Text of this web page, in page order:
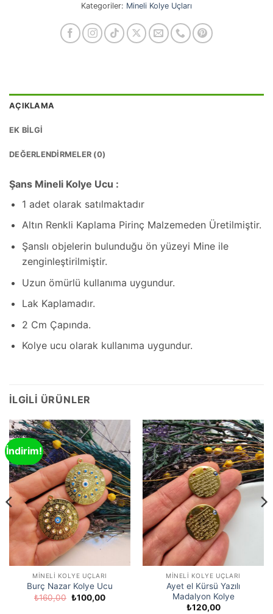
Kategoriler: Mineli Kolye Uçları
AÇIKLAMA
EK BILGI
DEĞERLENDIRMELER (0)
Şans Mineli Kolye Ucu :
1 adet olarak satılmaktadır
Altın Renkli Kaplama Pirinç Malzemeden Üretilmiştir.
Şanslı objelerin bulunduğu ön yüzeyi Mine ile
zenginleştirilmiştir.
Uzun ömürlü kullanıma uygundur.
Lak Kaplamadır.
2 Cm Çapında.
Kolye ucu olarak kullanıma uygundur.
İLGILI ÜRÜNLER
İndirim!
MINELI KOLYE UÇLARI
Burç Nazar Kolye Ucu
₺160,00 Orijinal
₺100,00Şu
MINELI KOLYE UÇLARI
Ayet el Kürsü Yazılı
Madalyon Kolye
₺120,00